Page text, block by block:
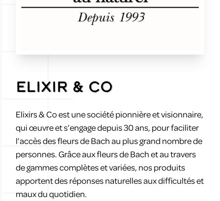
ELIXIR & CO
Elixirs & Co est une société pionnière et visionnaire,
qui œuvre et s’engage depuis 30 ans, pour faciliter
l’accès des fleurs de Bach au plus grand nombre de
personnes. Grâce aux fleurs de Bach et au travers
de gammes complètes et variées, nos produits
apportent des réponses naturelles aux difficultés et
maux du quotidien.